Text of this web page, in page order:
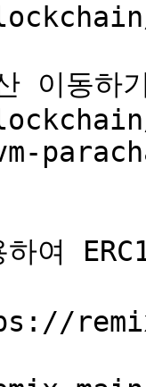
이동
여